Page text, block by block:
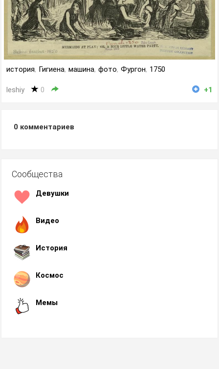
история, Гигиена, машина, фото, Фургон, 1750
leshiy 0 +1
0 комментариев
Сообщества
Девушки
Видео
История
Космос
Мемы